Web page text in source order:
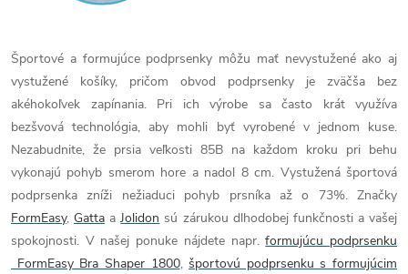
Športové a formujúce podprsenky môžu mať nevystužené ako aj
vystužené košíky, pričom obvod podprsenky je zväčša bez
akéhokoľvek zapínania. Pri ich výrobe sa často krát využíva
bezšvová technológia, aby mohli byť vyrobené v jednom kuse.
Nezabudnite, že prsia veľkosti 85B na každom kroku pri behu
vykonajú pohyb smerom hore a nadol 8 cm. Vystužená športová
podprsenka zníži nežiaduci pohyb prsníka až o 73%. Značky
FormEasy, Gatta aJolidon sú zárukou dlhodobej funkčnosti a vašej
spokojnosti. V našej ponuke nájdete napr.formujúcu podprsenku
FormEasy Bra Shaper 1800,športovú podprsenku s formujúcim